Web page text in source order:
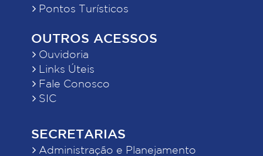
Pontos Turísticos
OUTROS ACESSOS
Ouvidoria
Links Úteis
Fale Conosco
SIC
SECRETARIAS
Administração e Planejamento